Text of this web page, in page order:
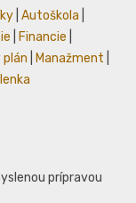
Autoškola
Financie
Manažment
prípravou